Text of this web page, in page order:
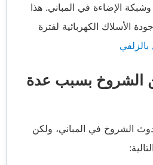
وشبكة الإضاءة في المباني. هذا
الأسلاك الكهربائية لفترة
الشروخ بسبب عدة
الشروخ في المباني، ولكن